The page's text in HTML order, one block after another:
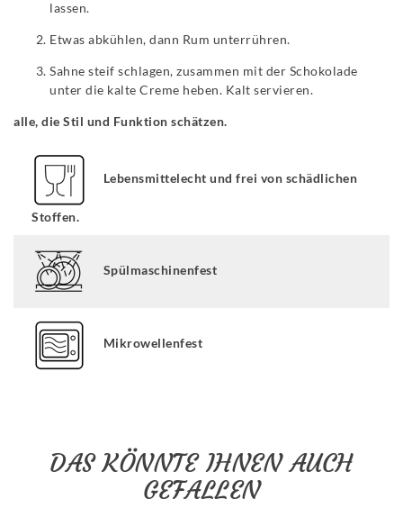
lassen.
Etwas abkühlen, dann Rum unterrühren.
Sahne steif schlagen, zusammen mit der Schokolade
unter die kalte Creme heben. Kalt servieren.
alle, die Stil und Funktion schätzen.
Lebensmittelecht und frei von schädlichen
Stoffen.
Spülmaschinenfest
Mikrowellenfest
DAS KÖNNTE IHNEN AUCH
GEFALLEN